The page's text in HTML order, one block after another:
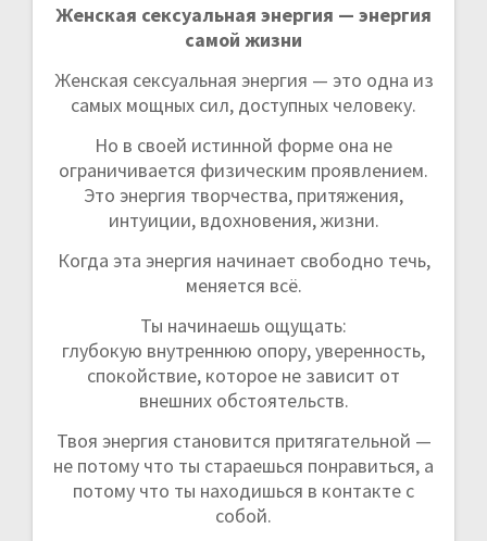
Женская сексуальная энергия — энергия
самой жизни
Женская сексуальная энергия — это одна из
самых мощных сил, доступных человеку.
Но в своей истинной форме она не
ограничивается физическим проявлением.
Это энергия творчества, притяжения,
интуиции, вдохновения, жизни.
Когда эта энергия начинает свободно течь,
меняется всё.
Ты начинаешь ощущать:
глубокую внутреннюю опору, уверенность,
спокойствие, которое не зависит от
внешних обстоятельств.
Твоя энергия становится притягательной —
не потому что ты стараешься понравиться, а
потому что ты находишься в контакте с
собой.